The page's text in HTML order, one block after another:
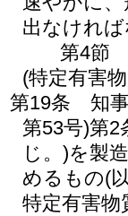
出なけれ
第4節
(特定有害
第19条
知
第53号)第2
じ。)を製
めるもの(
特定有害